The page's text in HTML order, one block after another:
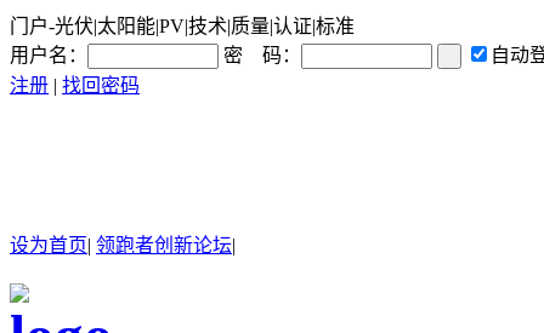
门户-光伏|太阳能|PV|技术|质量|认证|标准
用户名：
密 码：
自动
注册 | 找回密码
设为首页| 领跑者创新论坛|